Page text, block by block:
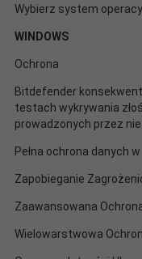
Wybierz system
WINDOWS
Ochrona
Bitdefender
testach wykrywania
prowadzonych przez
Pełna ochrona danych
Zapobieganie
Zaawansowana
Wielowarstwowa